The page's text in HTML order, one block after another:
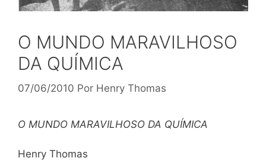
O MUNDO MARAVILHOSO
DA QUÍMICA
07/06/2010 Por Henry Thomas
O MUNDO MARAVILHOSO DA QUÍMICA
Henry Thomas